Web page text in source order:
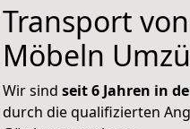
Transport
Möbeln
Wir sind seit 6 Jahren in
durch die qualifizierten